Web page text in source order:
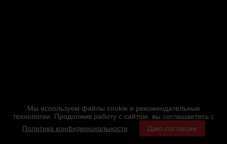
Мы используем файлы cookie и рекомендательные
технологии. Продолжив работу с сайтом, вы соглашаетесь с
Политика конфиденциальности
Даю согласие